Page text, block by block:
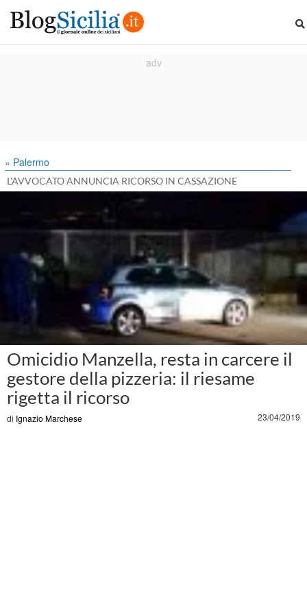
» Palermo
L'AVVOCATO ANNUNCIA RICORSO IN CASSAZIONE
Omicidio Manzella, resta in carcere il
gestore della pizzeria: il riesame
rigetta il ricorso
di Ignazio Marchese 23/04/2019